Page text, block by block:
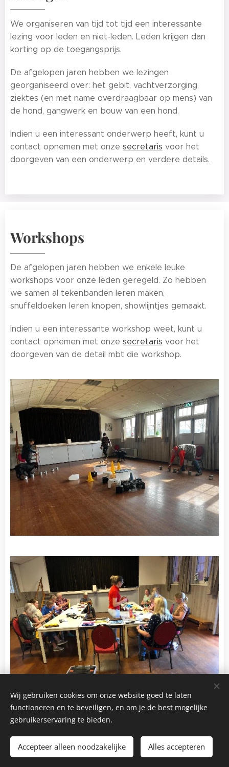
We organiseren van tijd tot tijd een interessante
lezing voor leden en niet-leden. Leden krijgen dan
korting op de toegangsprijs.
De afgelopen jaren hebben we lezingen
georganiseerd over: het gebit, vachtverzorging,
ziektes (en met name overdraagbaar op mens) van
de hond, gangwerk en bouw van een hond.
Indien u een interessant onderwerp heeft, kunt u
contact opnemen met onze secretaris voor het
doorgeven van een onderwerp en verdere details.
Workshops
De afgelopen jaren hebben we enkele leuke
workshops voor onze leden geregeld. Zo hebben
we samen al tekenbanden leren maken,
snuffeldoeken leren knopen, showlijntjes gemaakt.
Indien u een interessante workshop weet, kunt u
contact opnemen met onze secretaris voor het
doorgeven van de detail mbt die workshop.
Mogelijk gemaakt door Webnode Cookies
Wij gebruiken cookies om onze website goed te laten
functioneren en te beveiligen, en om je de best mogelijke
gebruikerservaring te bieden.
Accepteer alleen noodzakelijke Alles accepteren